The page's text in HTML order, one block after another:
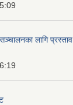
लागि प्रस्ताव